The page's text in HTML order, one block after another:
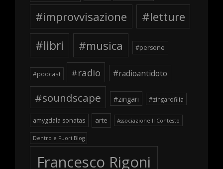
#improvvisazione
#letture
#libri
#musica #persone
#podcast #radio #radioantidoto
#soundscape #zingari #zingarofilia
amygdala sonatas arte Associazione Il Contesto
Dentro e Fuori Blog
Francesco Rigoni